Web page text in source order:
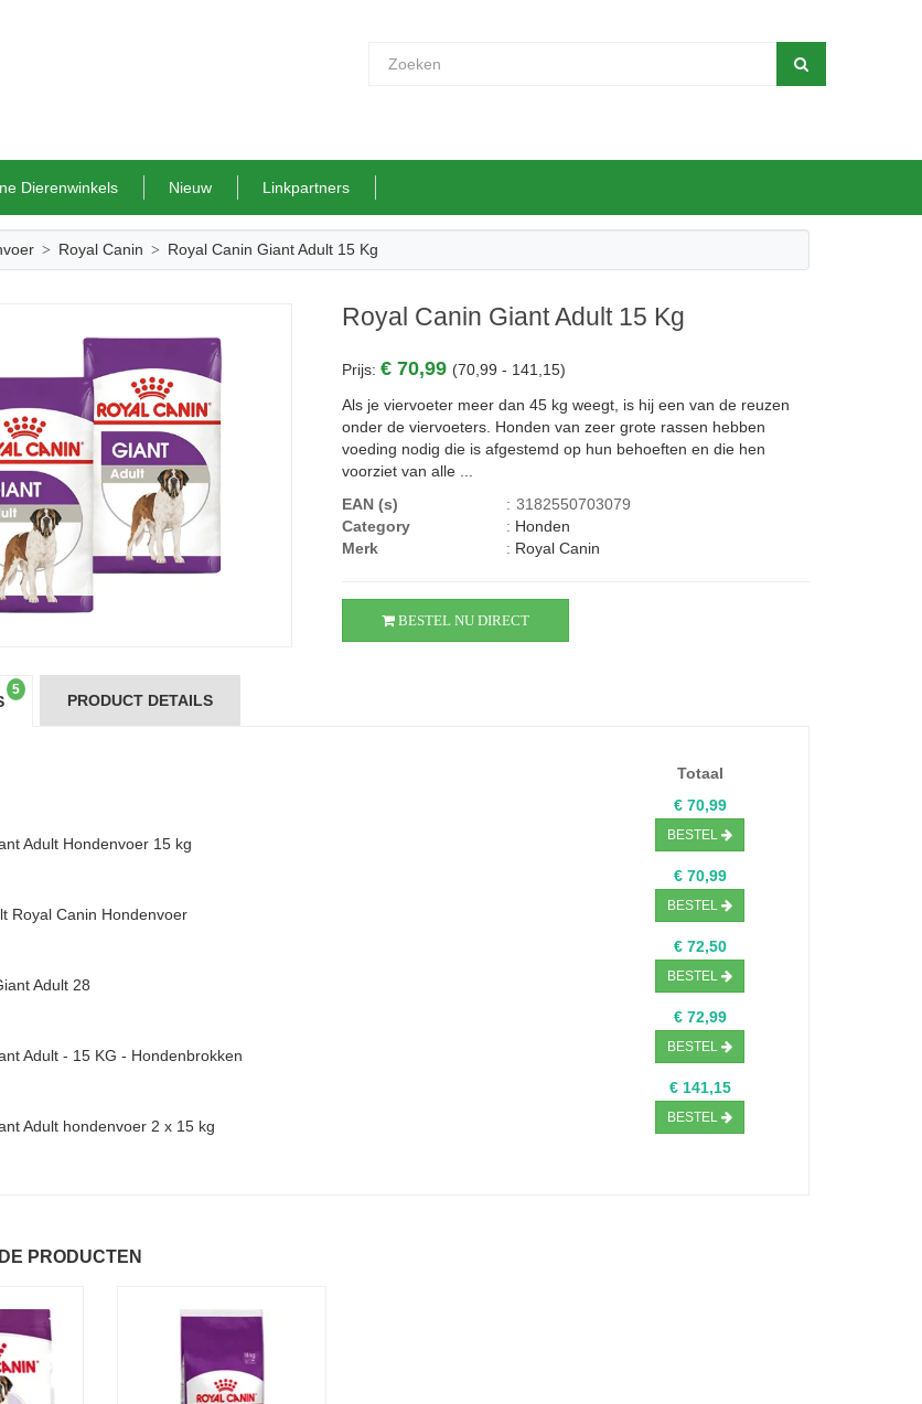
Dierenwinkels Nieuw Linkpartners
Royal Canin Royal Canin Giant Adult 15 Kg
Royal Canin Giant Adult 15 Kg
Prijs:€ 70,99 (70,99 - 141,15)
Als je viervoeter meer dan 45 kg weegt, is hij een van de reuzen
onder de viervoeters. Honden van zeer grote rassen hebben
voeding nodig die is afgestemd op hun behoeften en die hen
voorziet van alle ...
EAN (s)
: 3182550703079
Category
: Honden
Merk
: Royal Canin
BESTEL NU DIRECT
5
PRODUCT DETAILS
Totaal
Adult Hondenvoer 15 kg
€ 70,99
BESTEL
Royal Canin Hondenvoer
€ 70,99
BESTEL
Adult 28
€ 72,50
BESTEL
Adult - 15 KG - Hondenbrokken
€ 72,99
BESTEL
Adult hondenvoer 2 x 15 kg
€ 141,15
BESTEL
PRODUCTEN